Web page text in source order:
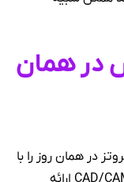
در همان
در همان روز را با